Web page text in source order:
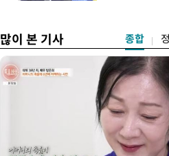
많이 본 기사 종합